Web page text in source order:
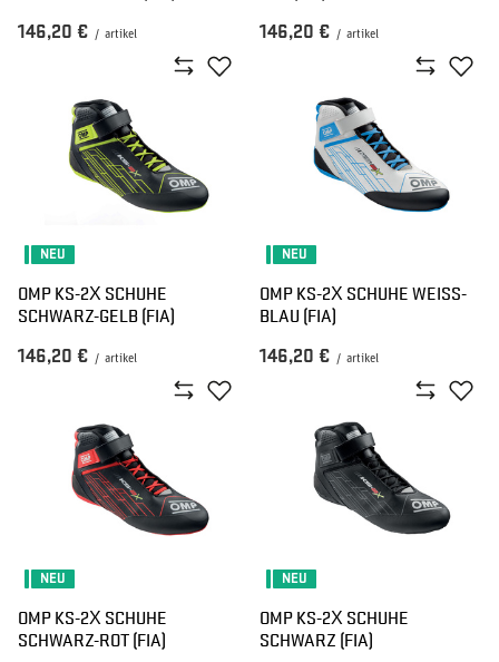
146,20 € / artikel 146,20 € / artikel
NEU
OMP KS-2X SCHUHE
SCHWARZ-GELB (FIA)
146,20 € / artikel
NEU
OMP KS-2X SCHUHE WEISS-B
LAU (FIA)
146,20 € / artikel
NEU
OMP KS-2X SCHUHE
SCHWARZ-ROT (FIA)
NEU
OMP KS-2X SCHUHE
SCHWARZ (FIA)